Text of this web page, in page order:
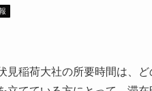
見稲荷大社の所要時間は、